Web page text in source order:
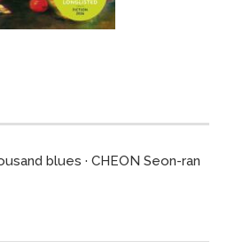
blues · CHEON Seon-ran